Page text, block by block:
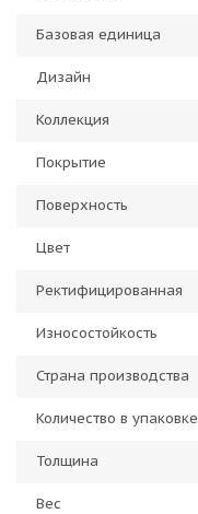
Базовая единица
Дизайн
Коллекция
Покрытие
Поверхность
Цвет
Ректифицированная
Износостойкость
Страна производства
Количество в упаковке
Толщина
Вес